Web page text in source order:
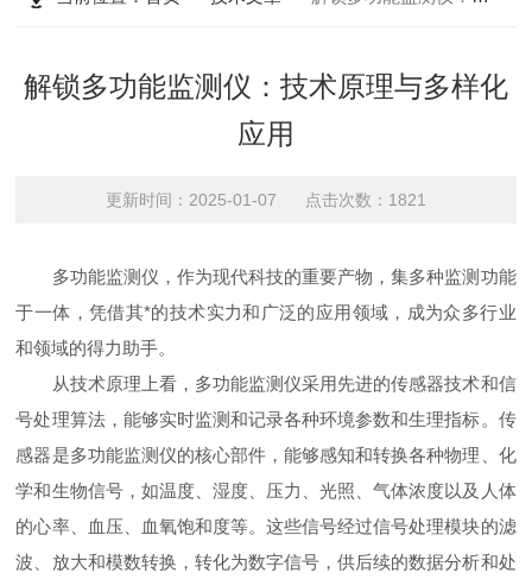
解锁多功能监测仪：技术原理与多样化
应用
更新时间：2025-01-07 点击次数：1821
多功能监测仪，作为现代科技的重要产物，集多种监测功能
于一体，凭借其*的技术实力和广泛的应用领域，成为众多行业
和领域的得力助手。
从技术原理上看，多功能监测仪采用先进的传感器技术和信
号处理算法，能够实时监测和记录各种环境参数和生理指标。传
感器是多功能监测仪的核心部件，能够感知和转换各种物理、化
学和生物信号，如温度、湿度、压力、光照、气体浓度以及人体
的心率、血压、血氧饱和度等。这些信号经过信号处理模块的滤
波、放大和模数转换，转化为数字信号，供后续的数据分析和处